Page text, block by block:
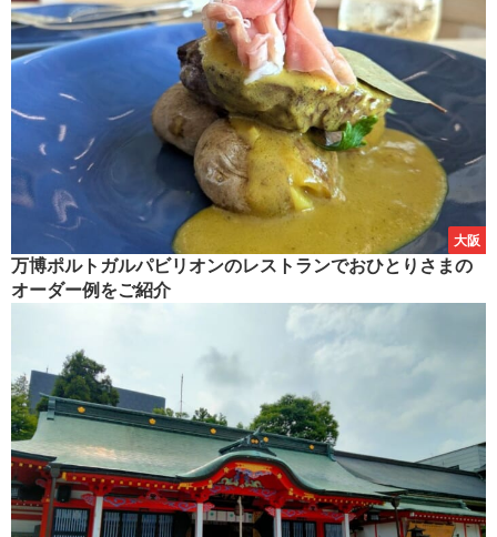
大阪
万博ポルトガルパビリオンのレストランでおひとりさまの
オーダー例をご紹介